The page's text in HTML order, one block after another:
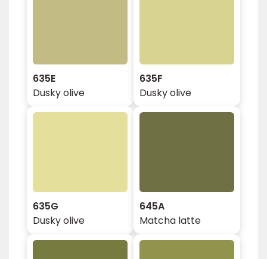
635E
Dusky olive
635F
Dusky olive
635G
Dusky olive
645A
Matcha latte